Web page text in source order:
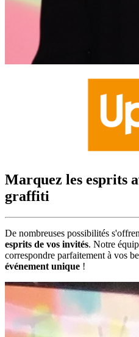
Marquez les esprits
graffiti
De nombreuses possibilités
esprits de vos invités. Notre
correspondre parfaitement à vos
événement unique !